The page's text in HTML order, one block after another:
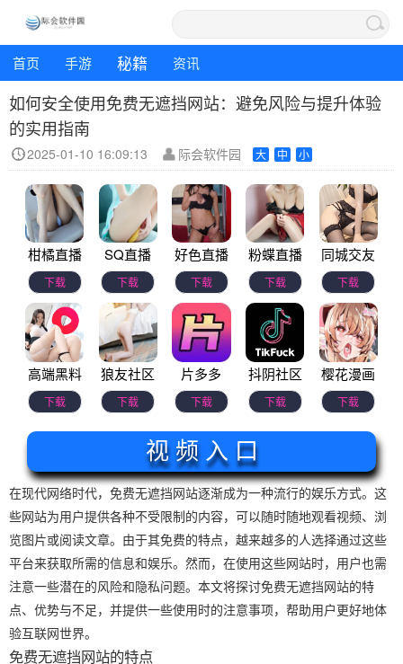
首页 手游 秘籍 资讯
如何安全使用免费无遮挡网站：避免风险与提升体验
的实用指南
2025-01-10 16:09:13 际会软件园 大 中 小
柑橘直播
下载
SQ直播
下载
好色直播
下载
粉蝶直播
下载
同城交友
下载
高端黑料
下载
狼友社区
下载
片多多
下载
抖阴社区
下载
樱花漫画
下载
视 频 入 口
在现代网络时代，免费无遮挡网站逐渐成为一种流行的娱乐方式。这
些网站为用户提供各种不受限制的内容，可以随时随地观看视频、浏
览图片或阅读文章。由于其免费的特点，越来越多的人选择通过这些
平台来获取所需的信息和娱乐。然而，在使用这些网站时，用户也需
注意一些潜在的风险和隐私问题。本文将探讨免费无遮挡网站的特
点、优势与不足，并提供一些使用时的注意事项，帮助用户更好地体
验互联网世界。
免费无遮挡网站的特点